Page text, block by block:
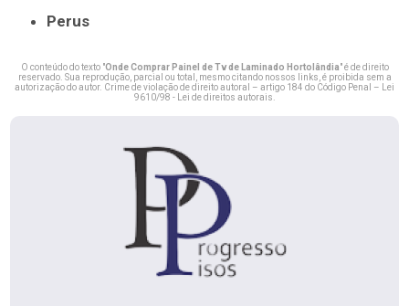
Perus
O conteúdo do texto "Onde Comprar Painel de Tv de Laminado Hortolândia" é de direito
reservado. Sua reprodução, parcial ou total, mesmo citando nossos links, é proibida sem a
autorização do autor. Crime de violação de direito autoral – artigo 184 do Código Penal –
Lei
9610/98 - Lei de direitos autorais